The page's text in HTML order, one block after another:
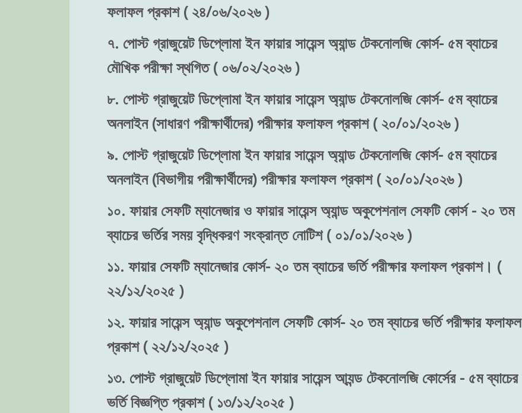
ফলাফল প্রকাশ ( ২৪/০৬/২০২৬ )
৭. পোস্ট গ্রাজুয়েট ডিপ্লোমা ইন ফায়ার সায়েন্স অ্যান্ড টেকনোলজি কোর্স- ৫ম ব্যাচের
মৌখিক পরীক্ষা স্থগিত ( ০৬/০২/২০২৬ )
৮. পোস্ট গ্রাজুয়েট ডিপ্লোমা ইন ফায়ার সায়েন্স অ্যান্ড টেকনোলজি কোর্স- ৫ম ব্যাচের
অনলাইন (সাধারণ পরীক্ষার্থীদের) পরীক্ষার ফলাফল প্রকাশ ( ২০/০১/২০২৬ )
৯. পোস্ট গ্রাজুয়েট ডিপ্লোমা ইন ফায়ার সায়েন্স অ্যান্ড টেকনোলজি কোর্স- ৫ম ব্যাচের
অনলাইন (বিভাগীয় পরীক্ষার্থীদের) পরীক্ষার ফলাফল প্রকাশ ( ২০/০১/২০২৬ )
১০. ফায়ার সেফটি ম্যানেজার ও ফায়ার সায়েন্স অ্যান্ড অকুপেশনাল সেফটি কোর্স - ২০ তম
ব্যাচের ভর্তির সময় বৃদ্ধিকরণ সংক্রান্ত নোটিশ ( ০১/০১/২০২৬ )
১১. ফায়ার সেফটি ম্যানেজার কোর্স- ২০ তম ব্যাচের ভর্তি পরীক্ষার ফলাফল প্রকাশ। (
২২/১২/২০২৫ )
১২. ফায়ার সায়েন্স অ্যান্ড অকুপেশনাল সেফটি কোর্স- ২০ তম ব্যাচের ভর্তি পরীক্ষার ফলাফল
প্রকাশ ( ২২/১২/২০২৫ )
১৩. পোস্ট গ্রাজুয়েট ডিপ্লোমা ইন ফায়ার সায়েন্স আ্যন্ড টেকনোলজি কোর্সের - ৫ম ব্যাচের
ভর্তি বিজ্ঞপ্তি প্রকাশ ( ১৩/১২/২০২৫ )